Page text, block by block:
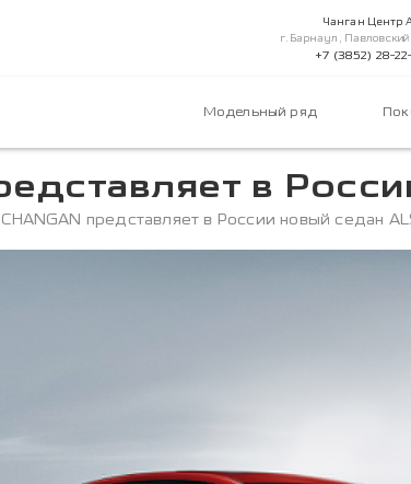
Чанган Центр
г.Барнаул, Павловский
+7 (3852) 28-
Модельный ряд
в
CHANGAN представляет в России новый седан